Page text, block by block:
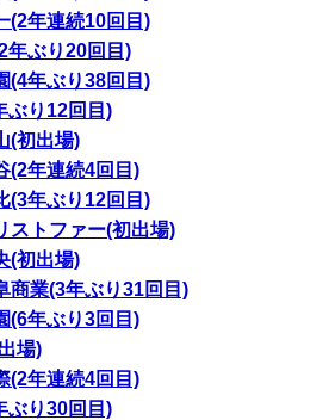
(2年連続10回目)
年ぶり20回目)
(4年ぶり38回目)
ぶり12回目)
(初出場)
(2年連続4回目)
(3年ぶり12回目)
ストファー(初出場)
(初出場)
商業(3年ぶり31回目)
(6年ぶり3回目)
場)
(2年連続4回目)
ぶり30回目)